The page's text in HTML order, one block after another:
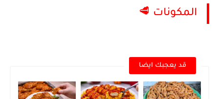
المكونات 🥩
قد يعجبك ايضا